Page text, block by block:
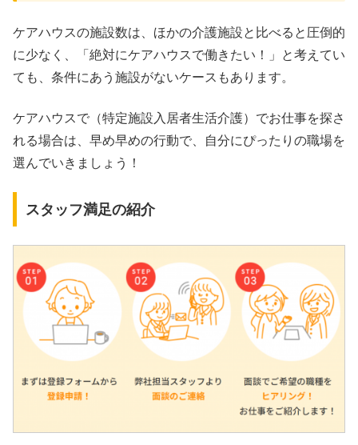
ケアハウスの施設数は、ほかの介護施設と比べると圧倒的
に少なく、「絶対にケアハウスで働きたい！」と考えてい
ても、条件にあう施設がないケースもあります。
ケアハウスで（特定施設入居者生活介護）でお仕事を探さ
れる場合は、早め早めの行動で、自分にぴったりの職場を
選んでいきましょう！
スタッフ満足の紹介